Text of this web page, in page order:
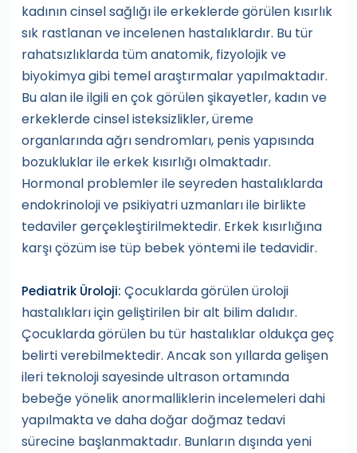
kadının cinsel sağlığı ile erkeklerde görülen kısırlık
sık rastlanan ve incelenen hastalıklardır. Bu tür
rahatsızlıklarda tüm anatomik, fizyolojik ve
biyokimya gibi temel araştırmalar yapılmaktadır.
Bu alan ile ilgili en çok görülen şikayetler, kadın ve
erkeklerde cinsel isteksizlikler, üreme
organlarında ağrı sendromları, penis yapısında
bozukluklar ile erkek kısırlığı olmaktadır.
Hormonal problemler ile seyreden hastalıklarda
endokrinoloji ve psikiyatri uzmanları ile birlikte
tedaviler gerçekleştirilmektedir. Erkek kısırlığına
karşı çözüm ise tüp bebek yöntemi ile tedavidir.
Pediatrik Üroloji: Çocuklarda görülen üroloji
hastalıkları için geliştirilen bir alt bilim dalıdır.
Çocuklarda görülen bu tür hastalıklar oldukça geç
belirti verebilmektedir. Ancak son yıllarda gelişen
ileri teknoloji sayesinde ultrason ortamında
bebeğe yönelik anormalliklerin incelemeleri dahi
yapılmakta ve daha doğar doğmaz tedavi
sürecine başlanmaktadır. Bunların dışında yeni